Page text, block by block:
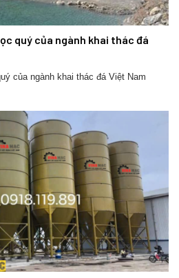
quý của ngành khai thác đá
của ngành khai thác đá Việt Nam